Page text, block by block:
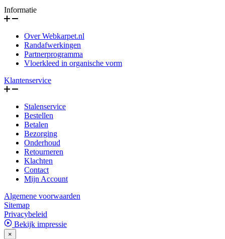
Informatie
Over Webkarpet.nl
Randafwerkingen
Partnerprogramma
Vloerkleed in organische vorm
Klantenservice
Stalenservice
Bestellen
Betalen
Bezorging
Onderhoud
Retourneren
Klachten
Contact
Mijn Account
Algemene voorwaarden
Sitemap
Privacybeleid
Bekijk impressie
×